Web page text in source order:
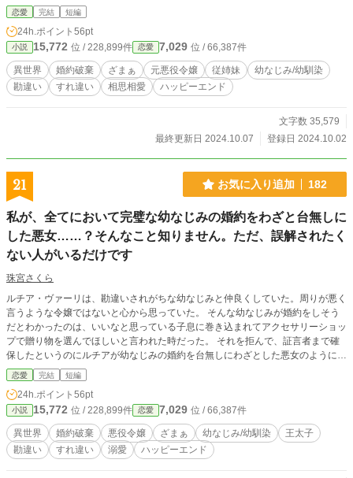
人間に巻き込まれてしまうが、我慢する必要もないことに気づくのが、いつも遅
いようで……。
恋愛 完結 短編
24h.ポイント 56pt
小説 15,772 位 / 228,899件 恋愛 7,029 位 / 66,387件
異世界 婚約破棄 ざまぁ 元悪役令嬢 従姉妹
幼なじみ/幼馴染
勘違い
すれ違い 相思相愛 ハッピーエンド
文字数 35,579
最終更新日 2024.10.07
登録日 2024.10.02
21 お気に入り追加 182
私が、全てにおいて完璧な幼なじみの婚約をわざと台無しに
した悪女……？そんなこと知りません。ただ、誤解されたく
ない人がいるだけです
珠宮さくら
ルチア・ヴァーリは、勘違いされがちな幼なじみと仲良くしていた。周りが悪く
言うような令嬢ではないと心から思っていた。 そんな幼なじみが婚約をしそう
だとわかったのは、いいなと思っている子息に巻き込まれてアクセサリーショッ
プで贈り物を選んでほしいと言われた時だった。 それを拒んで、証言者まで確
保したというのにルチアが幼なじみの婚約を台無しにわざとした悪女のようにさ
れてしまい、幼なじみに勘違いされたのではないかと思って、心を痛めることに
なるのだが……。
恋愛 完結 短編
24h.ポイント 56pt
小説 15,772 位 / 228,899件 恋愛 7,029 位 / 66,387件
異世界 婚約破棄 悪役令嬢 ざまぁ 幼なじみ/幼馴染
王太子
勘違い
すれ違い 溺愛 ハッピーエンド